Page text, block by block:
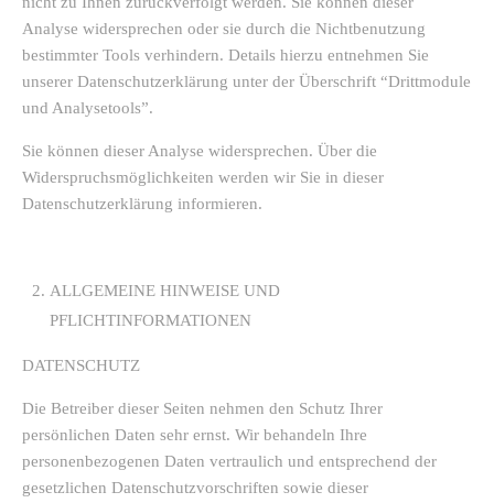
Analyse widersprechen oder sie durch die Nichtbenutzung
bestimmter Tools verhindern. Details hierzu entnehmen Sie
unserer Datenschutzerklärung unter der Überschrift “Drittmodule
und Analysetools”.
Sie können dieser Analyse widersprechen. Über die
Widerspruchsmöglichkeiten werden wir Sie in dieser
Datenschutzerklärung informieren.
ALLGEMEINE HINWEISE UND
PFLICHTINFORMATIONEN
DATENSCHUTZ
Die Betreiber dieser Seiten nehmen den Schutz Ihrer
persönlichen Daten sehr ernst. Wir behandeln Ihre
personenbezogenen Daten vertraulich und entsprechend der
gesetzlichen Datenschutzvorschriften sowie dieser